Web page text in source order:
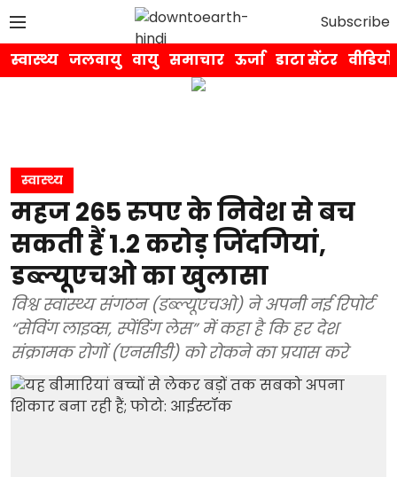
Subscribe
स्वास्थ्य जलवायु वायु समाचार ऊर्जा डाटा सेंटर वीडियो
स्वास्थ्य
महज 265 रुपए के निवेश से बच
सकती हैं 1.2 करोड़ जिंदगियां,
डब्ल्यूएचओ का खुलासा
विश्व स्वास्थ्य संगठन (डब्ल्यूएचओ) ने अपनी नई रिपोर्ट
“सेविंग लाइव्स, स्पेंडिंग लेस” में कहा है कि हर देश
संक्रामक रोगों (एनसीडी) को रोकने का प्रयास करे